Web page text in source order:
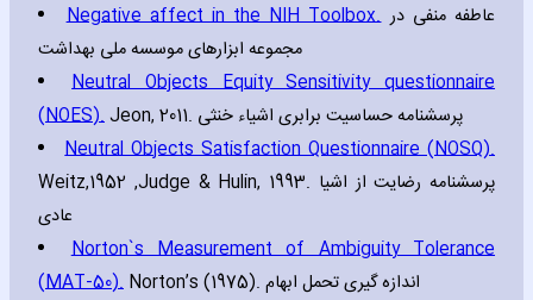
Negative affect in the NIH Toolbox.عاطفه منفی در
مجموعه ابزارهای موسسه ملی بهداشت
Neutral Objects Equity Sensitivity questionnaire
(NOES).
Jeon‚ 2011. پرسشنامه حساسیت برابری اشیاء خنثی
Neutral Objects Satisfaction Questionnaire (NOSQ).
Weitz‚1952 ‚Judge & Hulin‚ 1993. پرسشنامه رضایت از اشیا
عادی
Norton`s Measurement of Ambiguity Tolerance
(MAT-50).
Norton’s (1975). اندازه گیری تحمل ابهام